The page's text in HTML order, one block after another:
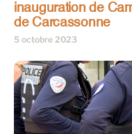
inauguration de
de Carcassonne
5 octobre 2023